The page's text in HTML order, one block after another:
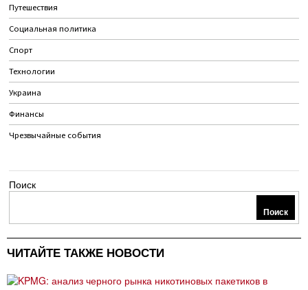
Путешествия
Социальная политика
Спорт
Технологии
Украина
Финансы
Чрезвычайные события
Поиск
Поиск
ЧИТАЙТЕ ТАКЖЕ НОВОСТИ